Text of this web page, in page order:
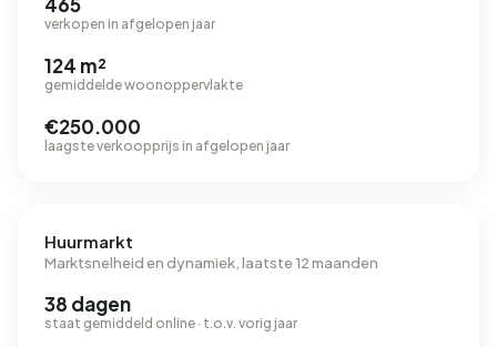
verkopen in afgelopen jaar
124 m²
gemiddelde woonoppervlakte
€250.000
laagste verkoopprijs in afgelopen jaar
Huurmarkt
Marktsnelheid en dynamiek, laatste 12 maanden
38 dagen
staat gemiddeld online · t.o.v. vorig jaar